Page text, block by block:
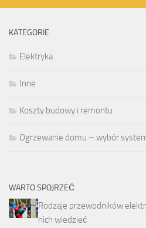
KATEGORIE
Elektryka
Inne
Koszty budowy i remontu
Ogrzewanie domu – wybór
WARTO SPOJRZEĆ
Rodzaje przewodników
nich wiedzieć